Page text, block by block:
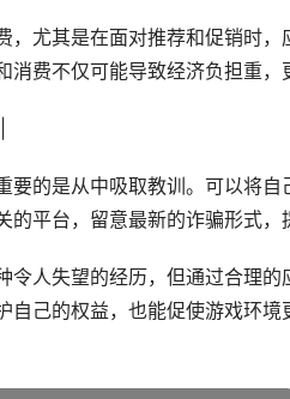
，尤其是在面对推荐和促销时
消费不仅可能导致经济负担重，
要的是从中吸取教训。可以将
的平台，留意最新的诈骗形式，
令人失望的经历，但通过合理
自己的权益，也能促使游戏环